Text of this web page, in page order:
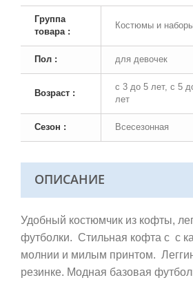
Группа
товара :
Костюмы и
Пол : для девочек
Возраст :
с 3 до 5 лет, с 5
лет
Сезон : Всесезонная
ОПИСАНИЕ
Удобный костюмчик из кофты,
футболки. Стильная кофта с с
молнии и милым принтом.
резинке. Модная базовая